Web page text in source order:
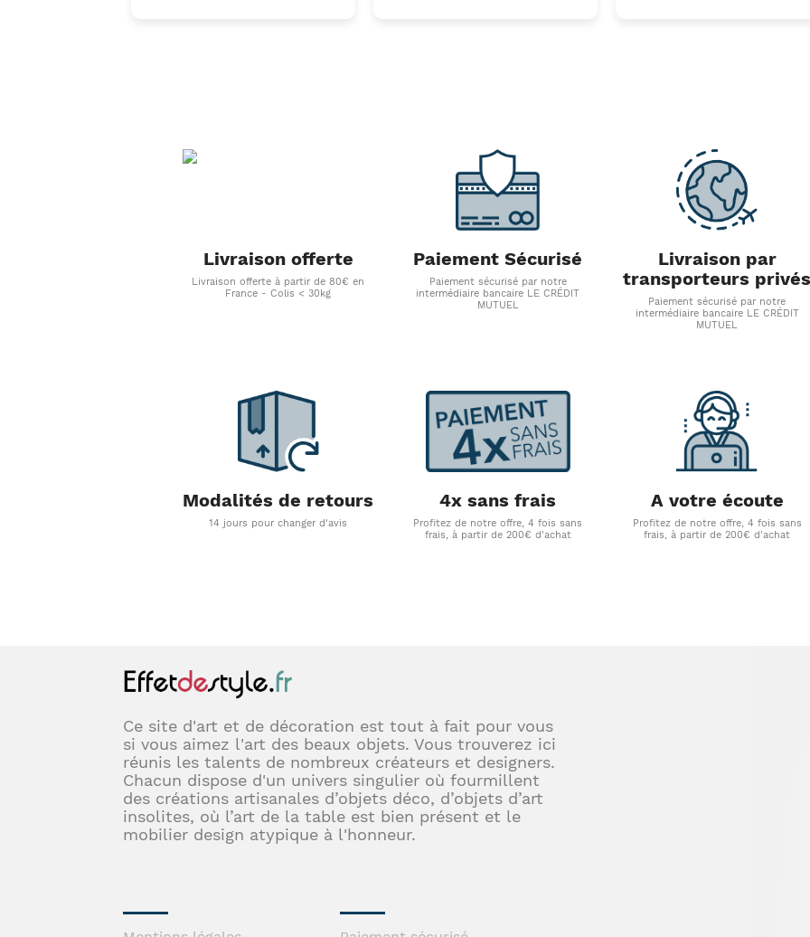
Livraison offerte
Livraison offerte à partir de 80€ en
France - Colis < 30kg
Paiement Sécurisé
Paiement sécurisé par notre
intermédiaire bancaire LE CRÉDIT
MUTUEL
Livraison par
transporteurs privés
Paiement sécurisé par notre
intermédiaire bancaire LE CRÉDIT
MUTUEL
Modalités de retours
14 jours pour changer d'avis
4x sans frais
Profitez de notre offre, 4 fois sans
frais, à partir de 200€ d'achat
A votre écoute
Profitez de notre offre, 4 fois sans
frais, à partir de 200€ d'achat
Ce site d'art et de décoration est tout à fait pour vous
si vous aimez l'art des beaux objets. Vous trouverez ici
réunis les talents de nombreux créateurs et designers.
Chacun dispose d'un univers singulier où fourmillent
des créations artisanales d’objets déco, d’objets d’art
insolites, où l’art de la table est bien présent et le
mobilier design atypique à l'honneur.